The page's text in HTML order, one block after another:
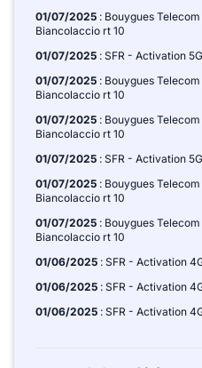
01/07/2025 : Bouygues
Biancolaccio rt 10
01/07/2025 : SFR - Activation
01/07/2025 : Bouygues
Biancolaccio rt 10
01/07/2025 : Bouygues
Biancolaccio rt 10
01/07/2025 : SFR - Activation
01/07/2025 : Bouygues
Biancolaccio rt 10
01/07/2025 : Bouygues
Biancolaccio rt 10
01/06/2025 : SFR - Activation
01/06/2025 : SFR - Activation
01/06/2025 : SFR - Activation